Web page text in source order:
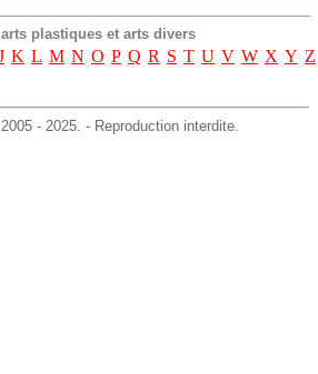
plastiques et arts divers
K L M N O P Q R S T U V W X Y Z
, 2005 - 2025. - Reproduction interdite.